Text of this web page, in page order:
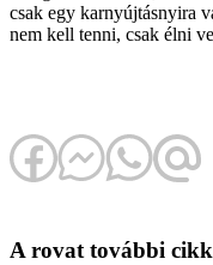
csak egy karnyújtásnyira
nem kell tenni, csak élni
A rovat további